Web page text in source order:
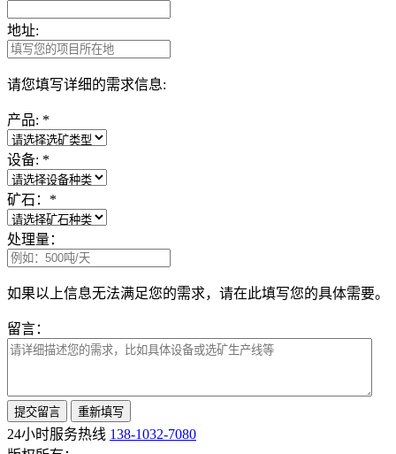
地址:
请您填写详细的需求信息:
产品: *
设备: *
矿石： *
处理量：
如果以上信息无法满足您的需求，请在此填写您的具体需要。
留言：
24小时服务热线 138-1032-7080